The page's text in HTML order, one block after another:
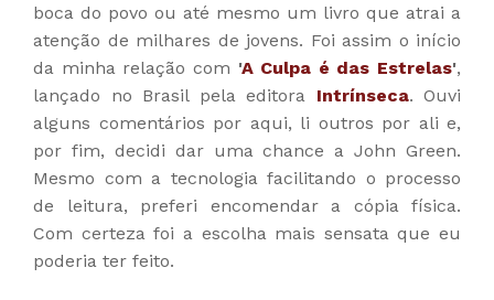
boca do povo ou até mesmo um livro que atrai a
atenção de milhares de jovens. Foi assim o início
da minha relação com 'A Culpa é das Estrelas',
lançado no Brasil pela editora Intrínseca. Ouvi
alguns comentários por aqui, li outros por ali e,
por fim, decidi dar uma chance a John Green.
Mesmo com a tecnologia facilitando o processo
de leitura, preferi encomendar a cópia física.
Com certeza foi a escolha mais sensata que eu
poderia ter feito.